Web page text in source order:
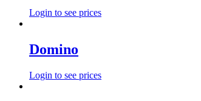
Login to see prices
Domino
Login to see prices